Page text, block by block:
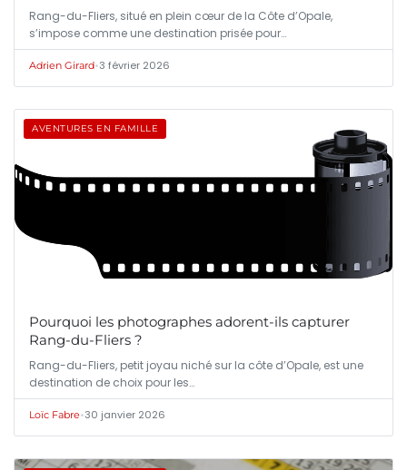
Rang-du-Fliers, situé en plein cœur de la Côte d’Opale,
s’impose comme une destination prisée pour…
Adrien Girard•3 février 2026
AVENTURES EN FAMILLE
Pourquoi les photographes adorent-ils capturer
Rang-du-Fliers ?
Rang-du-Fliers, petit joyau niché sur la côte d’Opale, est une
destination de choix pour les…
Loïc Fabre•30 janvier 2026